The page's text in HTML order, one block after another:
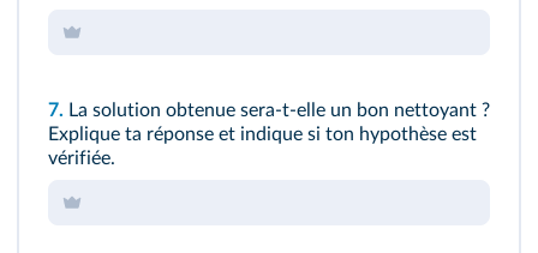
7. La solution obtenue sera-t-elle un bon nettoyant ?
Explique ta réponse et indique si ton hypothèse est
vérifiée.